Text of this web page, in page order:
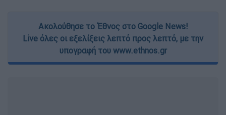
Ακολούθησε το Έθνος στο Google News!
Live όλες οι εξελίξεις λεπτό προς λεπτό, με την
υπογραφή του www.ethnos.gr